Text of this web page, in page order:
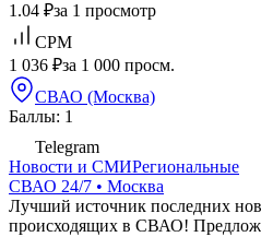
1.04 ₽за 1 просмотр
CPM
1 036 ₽за 1 000 просм.
СВАО (Москва)
Баллы: 1
Telegram
Новости и СМИРегиональные
СВАО 24/7 • Москва
Лучший источник последних
происходящих в СВАО!